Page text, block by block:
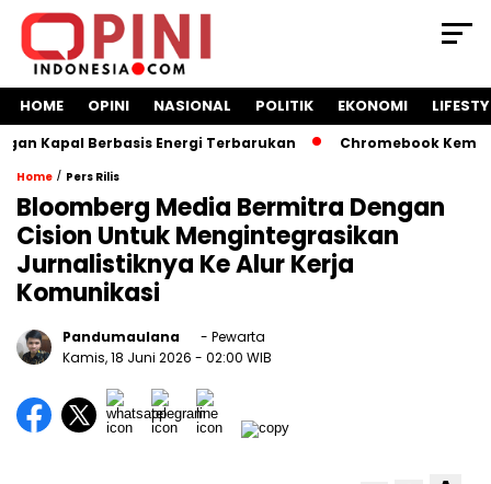
HOME OPINI NASIONAL POLITIK EKONOMI
Kapal Berbasis Energi Terbarukan Chromebook
Home / Pers Rilis
Bloomberg Media Bermitra Dengan
Cision Untuk Mengintegrasikan
Jurnalistiknya Ke Alur Kerja
Komunikasi
Pandumaulana
- Pewarta
Kamis, 18 Juni 2026 - 02:00 WIB